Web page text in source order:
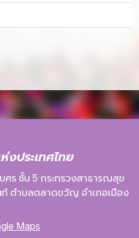
ประเทศไทย
ศร ชั้น 5 กระทรวงสาธารณสุข
ตำบลตลาดขวัญ อำเภอเมือง
Maps